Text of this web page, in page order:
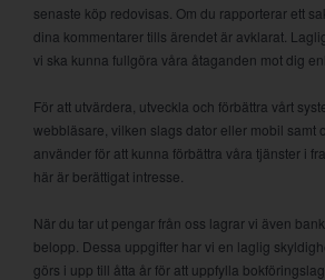
senaste köp redovisas. Om du rapporterar ett
dina kommentarer tills ärendet är avklarat.
vi ska kunna fullgöra våra åtaganden mot dig
För att utvärdera, utveckla och förbättra vårt
webbläsare, vilken slags dator eller mobil samt
använder för att kunna förbättra våra tjänster i
här är berättigat intresse.
När du tar ut pengar från oss lagrar vi även
belopp. Dessa uppgifter har vi en laglig
görs i upp till åtta år för att uppfylla